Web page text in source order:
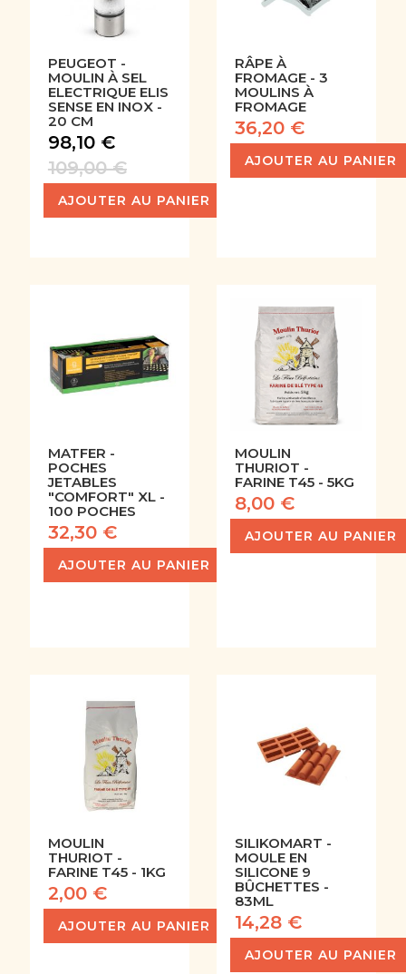
PEUGEOT -
MOULIN À SEL
ELECTRIQUE ELIS
SENSE EN INOX -
20 CM
98,10 €
109,00 €
AJOUTER AU PANIER
RÂPE À
FROMAGE - 3
MOULINS À
FROMAGE
36,20 €
AJOUTER AU PANIER
MATFER -
POCHES
JETABLES
"COMFORT" XL -
100 POCHES
32,30 €
AJOUTER AU PANIER
MOULIN
THURIOT -
FARINE T45 - 5KG
8,00 €
AJOUTER AU PANIER
MOULIN
THURIOT -
FARINE T45 - 1KG
2,00 €
AJOUTER AU PANIER
SILIKOMART -
MOULE EN
SILICONE 9
BÛCHETTES -
83ML
14,28 €
AJOUTER AU PANIER